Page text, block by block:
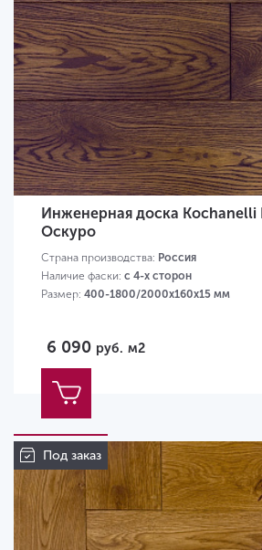
Инженерная доска Kochanelli
Оскуро
Страна производства: Россия
Наличие фаски: с 4-х сторон
Размер: 400-1800/2000х160х15 мм
6 090 руб. м2
Под заказ